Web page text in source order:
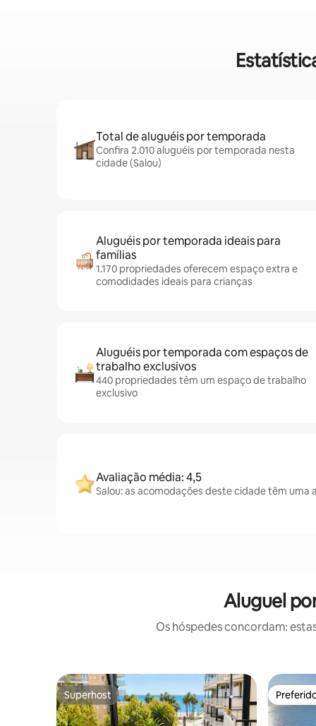
Total de aluguéis por temporada
Confira 2.010 aluguéis por temporada nesta
cidade (Salou)
Aluguéis por temporada ideais para
famílias
1.170 propriedades oferecem espaço extra e
comodidades ideais para crianças
Aluguéis por temporada com espaços de
trabalho exclusivos
440 propriedades têm um espaço de trabalho
exclusivo
Avaliação média: 4,5
Salou: as acomodações deste cidade têm uma
Aluguel
Os hóspedes concordam:
Superhost
Superhost